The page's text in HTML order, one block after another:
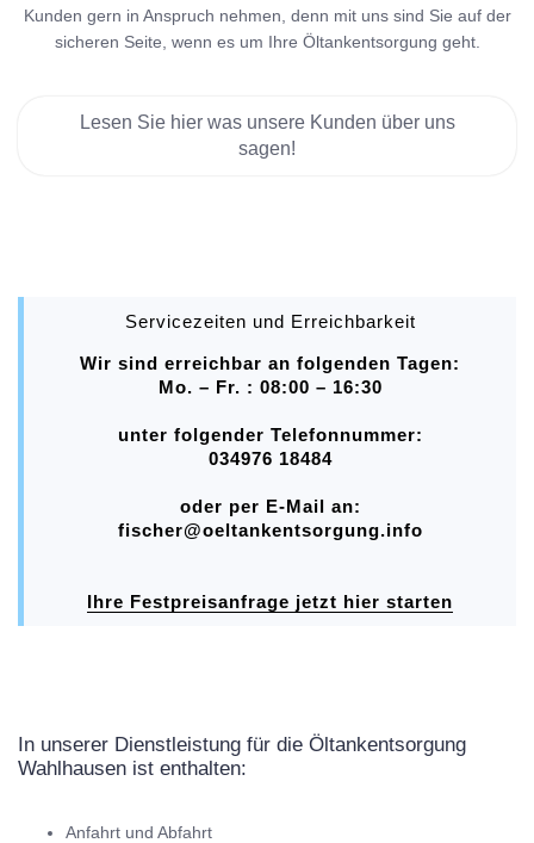
Kunden gern in Anspruch nehmen, denn mit uns sind Sie auf der
sicheren Seite, wenn es um Ihre Öltankentsorgung geht.
Lesen Sie hier was unsere Kunden über uns
sagen!
Servicezeiten und Erreichbarkeit
Wir sind erreichbar an folgenden Tagen:
Mo. – Fr. : 08:00 – 16:30
unter folgender Telefonnummer:
034976 18484
oder per E-Mail an:
fischer@oeltankentsorgung.info
Ihre Festpreisanfrage jetzt hier starten
In unserer Dienstleistung für die Öltankentsorgung
Wahlhausen ist enthalten:
Anfahrt und Abfahrt